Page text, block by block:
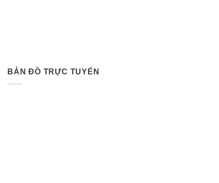
BẢN ĐỒ TRỰC TUYẾN